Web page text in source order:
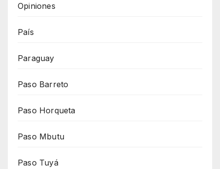
Opiniones
País
Paraguay
Paso Barreto
Paso Horqueta
Paso Mbutu
Paso Tuyá